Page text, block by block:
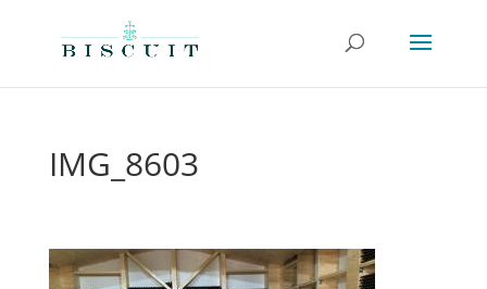
IMG_8603